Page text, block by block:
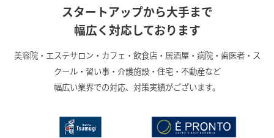
スタートアップから大手まで
幅広く対応しております
美容院・エステサロン・カフェ・飲食店・居酒屋・病院・歯医者・ス
クール・習い事・介護施設・住宅・不動産など
幅広い業界での対応、対策実績がございます。